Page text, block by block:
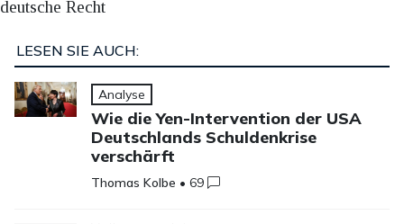
deutsche Recht
LESEN SIE AUCH:
Analyse
Wie die Yen-Intervention der USA
Deutschlands Schuldenkrise
verschärft
Thomas Kolbe •69